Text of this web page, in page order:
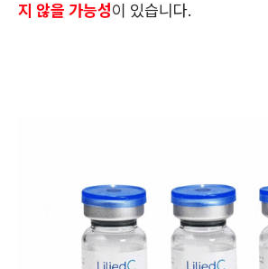
지 않을 가능성이 있습니다.